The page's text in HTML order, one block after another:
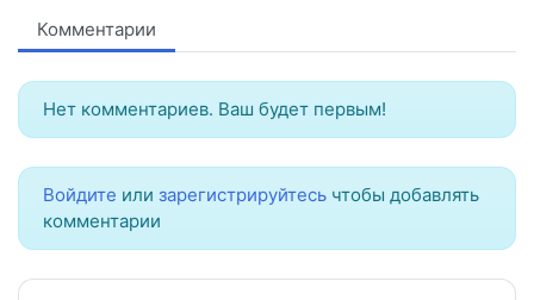
Комментарии
Нет комментариев. Ваш будет первым!
Войдите или зарегистрируйтесь чтобы добавлять
комментарии